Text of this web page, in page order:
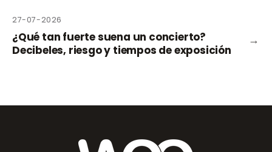
27-07-2026
¿Qué tan fuerte suena un concierto?
Decibeles, riesgo y tiempos de exposición
→